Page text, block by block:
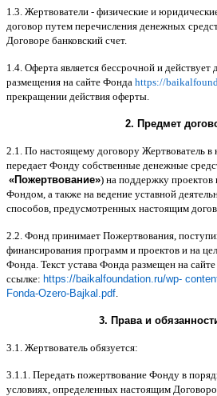
1.3. Жертвователи - физические и
договор путем перечисления денежных
Договоре банковский счет.
1.4. Оферта является бессрочной и действует
размещения на сайте Фонда https://
прекращении действия оферты
2. Предмет
2.1. По настоящему договору Жертвователь в
передает Фонду собственные денежные
«Пожертвование») на поддержку проектов
Фондом а также на ведение уставной
способов предусмотренных настоящим
2.2. Фонд принимает Пожертвования
финансирования программ и проектов и на
Фонда Текст устава Фонда размещен на
ссылке: https://baikalfoundation.ru/wp-
Fonda-Ozero-Bajkal.pdf
3. Права и
3.1. Жертвователь обязуется:
3.1.1. Передать пожертвование Фонду в
условиях определенных настоящим